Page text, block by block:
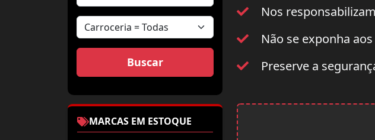
MARCAS EM ESTOQUE
Nos
Não se exponha
Preserve a